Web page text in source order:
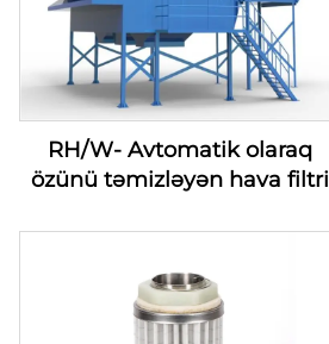
RH/W- Avtomatik olaraq
özünü təmizləyən hava filtri